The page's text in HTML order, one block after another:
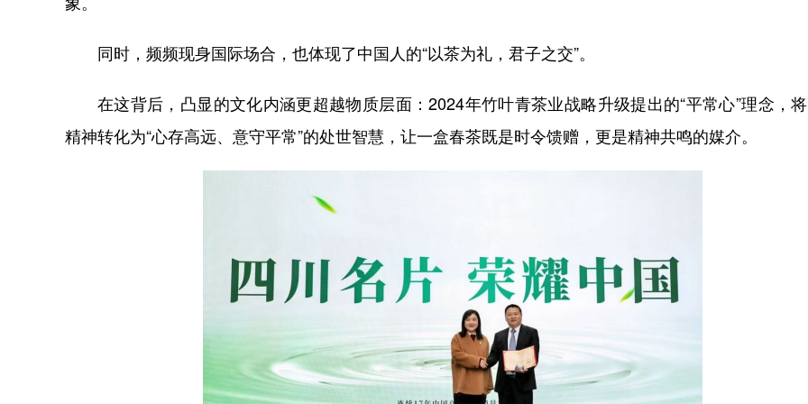
同时，频频现身国际场合，也体现了中国人的“以茶为礼，君子之交”。
在这背后，凸显的文化内涵更超越物质层面：2024年竹叶青茶业战略升级提出的“平常心”理念，
精神转化为“心存高远、意守平常”的处世智慧，让一盒春茶既是时令馈赠，更是精神共鸣的媒介。